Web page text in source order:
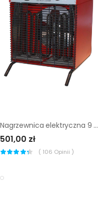
Nagrzewnica elektryczna 9 kW
501,00 zł
( 106 Opinii )